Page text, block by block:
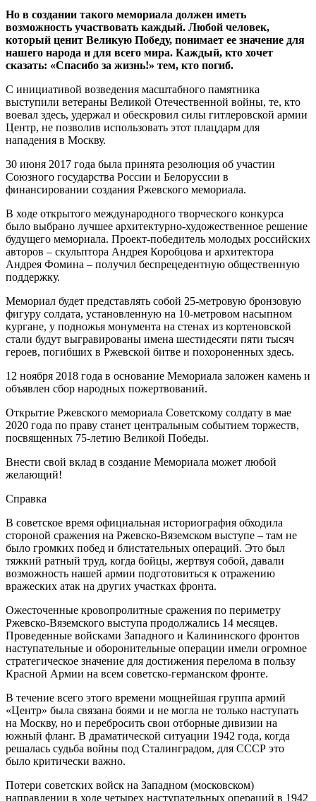
Но в создании такого мемориала должен иметь
возможность участвовать каждый. Любой человек,
который ценит Великую Победу, понимает ее значение для
нашего народа и для всего мира. Каждый, кто хочет
сказать: «Спасибо за жизнь!» тем, кто погиб.
С инициативой возведения масштабного памятника
выступили ветераны Великой Отечественной войны, те, кто
воевал здесь, удержал и обескровил силы гитлеровской армии
Центр, не позволив использовать этот плацдарм для
нападения в Москву.
30 июня 2017 года была принята резолюция об участии
Союзного государства России и Белоруссии в
финансировании создания Ржевского мемориала.
В ходе открытого международного творческого конкурса
было выбрано лучшее архитектурно-художественное решение
будущего мемориала. Проект-победитель молодых российских
авторов – скульптора Андрея Коробцова и архитектора
Андрея Фомина – получил беспрецедентную общественную
поддержку.
Мемориал будет представлять собой 25-метровую бронзовую
фигуру солдата, установленную на 10-метровом насыпном
кургане, у подножья монумента на стенах из кортеновской
стали будут выгравированы имена шестидесяти пяти тысяч
героев, погибших в Ржевской битве и похороненных здесь.
12 ноября 2018 года в основание Мемориала заложен камень и
объявлен сбор народных пожертвований.
Открытие Ржевского мемориала Советскому солдату в мае
2020 года по праву станет центральным событием торжеств,
посвященных 75-летию Великой Победы.
Внести свой вклад в создание Мемориала может любой
желающий!
Справка
В советское время официальная историография обходила
стороной сражения на Ржевско-Вяземском выступе – там не
было громких побед и блистательных операций. Это был
тяжкий ратный труд, когда бойцы, жертвуя собой, давали
возможность нашей армии подготовиться к отражению
вражеских атак на других участках фронта.
Ожесточенные кровопролитные сражения по периметру
Ржевско-Вяземского выступа продолжались 14 месяцев.
Проведенные войсками Западного и Калининского фронтов
наступательные и оборонительные операции имели огромное
стратегическое значение для достижения перелома в пользу
Красной Армии на всем советско-германском фронте.
В течение всего этого времени мощнейшая группа армий
«Центр» была связана боями и не могла не только наступать
на Москву, но и перебросить свои отборные дивизии на
южный фланг. В драматической ситуации 1942 года, когда
решалась судьба войны под Сталинградом, для СССР это
было критически важно.
Потери советских войск на Западном (московском)
направлении в ходе четырех наступательных операций в 1942